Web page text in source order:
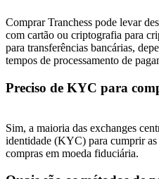
Share 500000 CASHCAT
Comprar Tranchess pode levar
com cartão ou criptografia para
para transferências bancárias,
tempos de processamento de
Preciso de KYC para
Sim, a maioria das exchanges
identidade (KYC) para cumprir
compras em moeda fiduciária.